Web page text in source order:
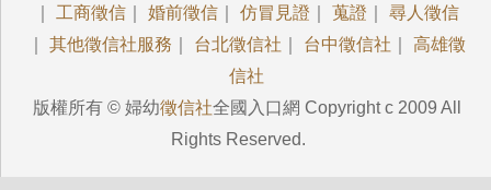
工商徵信 婚前徵信 仿冒見證 蒐證
尋人徵信
其他徵信社服務 台北徵信社 台中徵信社
高雄徵
信社
版權所有 © 婦幼徵信社全國入口網 Copyright c 2009 All
Rights Reserved.